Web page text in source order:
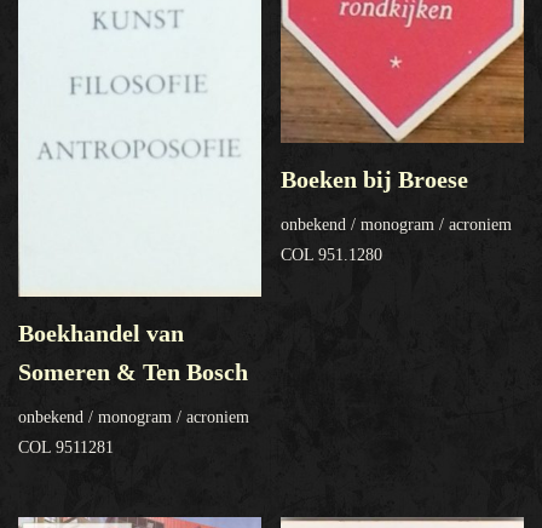
Boekhandel van
Someren & Ten Bosch
onbekend / monogram / acroniem
COL 9511281
Boeken bij Broese
onbekend / monogram / acroniem
COL 951.1280